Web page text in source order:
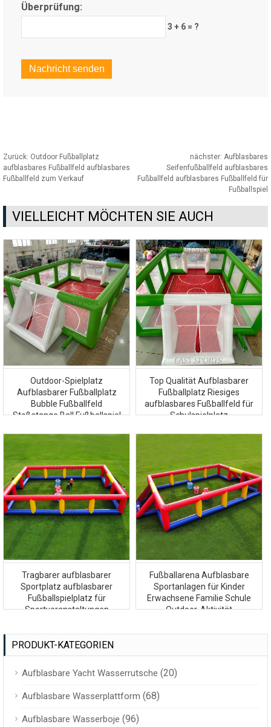
Überprüfung:
3 + 6 = ?
Zurück: Outdoor Fußballplatz
aufblasbares Fußballfeld aufblasbares
Fußballfeld zum Verkauf
nächster: Aufblasbares
Seifenfußballfeld aufblasbares
Fußballfeld aufblasbares Fußballfeld für
Fußballspiel
VIELLEICHT MÖCHTEN SIE AUCH
Outdoor-Spielplatz
Aufblasbarer Fußballplatz
Bubble Fußballfeld
Stoßstange Ball Fußballspiel
Top Qualität Aufblasbarer
Fußballplatz Riesiges
aufblasbares Fußballfeld für
Schulspielplatz
Tragbarer aufblasbarer
Sportplatz aufblasbarer
Fußballspielplatz für
Sportveranstaltungen
Fußballarena Aufblasbare
Sportanlagen für Kinder
Erwachsene Familie Schule
Outdoor-Aktivität
PRODUKT-KATEGORIEN
Aufblasbare Yacht Wasserrutsche (20)
Aufblasbare Wasserplattform (68)
Aufblasbare Wasserboje (96)